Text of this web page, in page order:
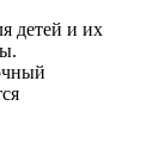
детей и их